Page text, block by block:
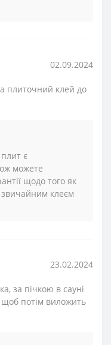
02.09.2024
плиточний клей до
є
можете
щодо того як
клеєм
23.02.2024
за пічкою в сауні
щоб потім виложить